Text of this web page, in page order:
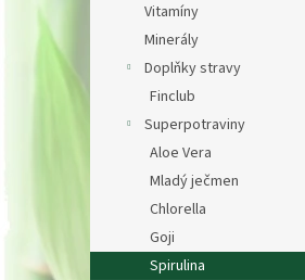
Vitamíny
Minerály
Doplňky stravy
Finclub
Superpotraviny
Aloe Vera
Mladý ječmen
Chlorella
Goji
Spirulina